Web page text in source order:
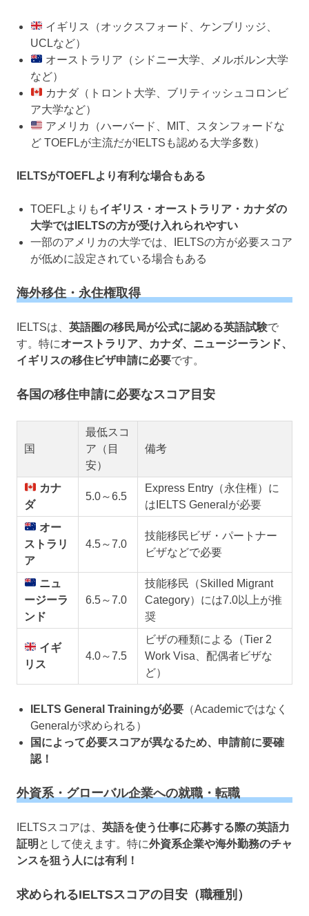
イギリス（オックスフォード、ケンブリッジ、
UCLなど）
オーストラリア（シドニー大学、メルボルン大学
など）
カナダ（トロント大学、ブリティッシュコロンビ
ア大学など）
アメリカ（ハーバード、MIT、スタンフォードな
ど TOEFLが主流だがIELTSも認める大学多数）
IELTSがTOEFLより有利な場合もある
TOEFLよりもイギリス・オーストラリア・カナダの
大学ではIELTSの方が受け入れられやすい
一部のアメリカの大学では、IELTSの方が必要スコア
が低めに設定されている場合もある
海外移住・永住権取得
IELTSは、 英語圏の移民局が公式に認める英語試験で
す。特にオーストラリア、カナダ、ニュージーランド、
イギリスの移住ビザ申請に必要です。
各国の移住申請に必要なスコア目安
国
最低スコ
ア（目
安）
備考
カナ
ダ
5.0～6.5
Express Entry（永住権）に
はIELTS Generalが必要
オー
ストラリ
ア
4.5～7.0
技能移民ビザ・パートナー
ビザなどで必要
ニュ
ージーラ
ンド
6.5～7.0
技能移民（Skilled Migrant
Category）には7.0以上が推
奨
イギ
リス
4.0～7.5
ビザの種類による（Tier 2
Work Visa、配偶者ビザな
ど）
IELTS General Trainingが必要 （Academicではなく
Generalが求められる）
国によって必要スコアが異なるため、申請前に要確
認！
外資系・グローバル企業への就職・転職
IELTSスコアは、 英語を使う仕事に応募する際の英語力
証明 として使えます。特に外資系企業や海外勤務のチャ
ンスを狙う人には有利！
求められるIELTSスコアの目安（職種別）